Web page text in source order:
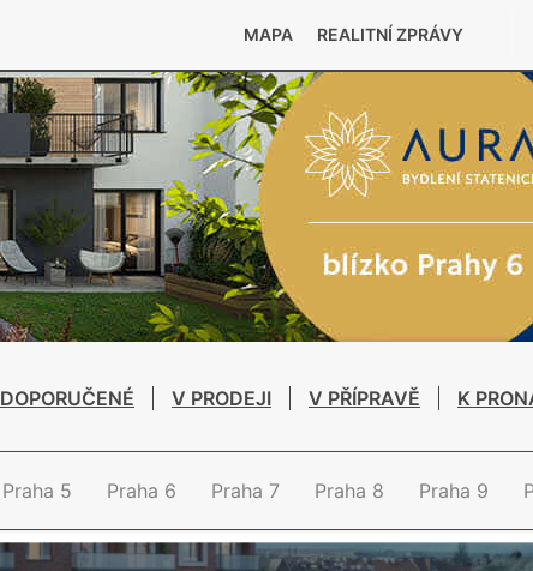
MAPA REALITNÍ ZPRÁVY
DOPORUČENÉ V PRODEJI V PŘÍPRAVĚ K
Praha 5 Praha 6 Praha 7 Praha 8 Praha 9